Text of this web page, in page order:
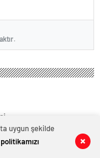
uygun şekilde